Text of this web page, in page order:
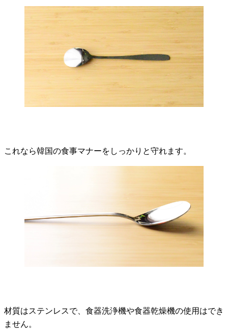
これなら韓国の食事マナーをしっかりと守れます。
材質はステンレスで、食器洗浄機や食器乾燥機の使用はでき
ません。